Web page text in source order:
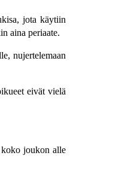
jota käytiin
aina periaate.
nujertelemaan
eivät vielä
koko joukon alle